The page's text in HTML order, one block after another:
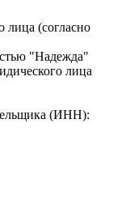
(согласно
"Надежда"
лица
(ИНН):